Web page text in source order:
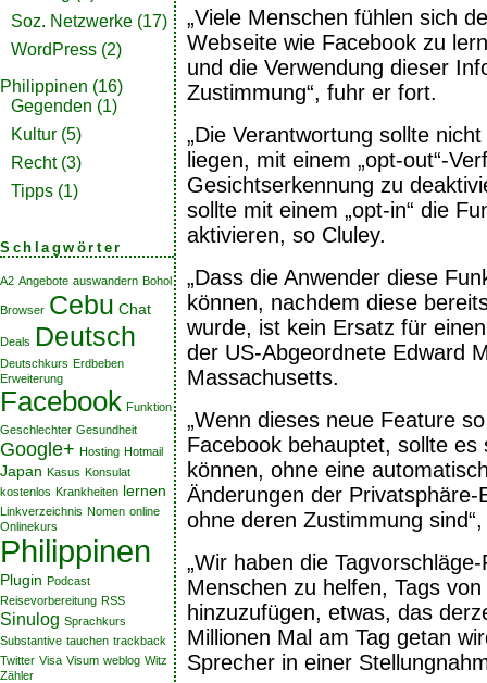
Soz. Netzwerke (17)
WordPress (2)
Philippinen (16)
Gegenden (1)
Kultur (5)
Recht(3)
Tipps (1)
Schlagwörter
A2 Angebote auswandern Bohol
Browser Cebu Chat
Deals Deutsch
Deutschkurs Erdbeben
Erweiterung
Facebook Funktion
Geschlechter Gesundheit
Google+ Hosting Hotmail
Japan Kasus Konsulat
kostenlos Krankheiten lernen
Linkverzeichnis Nomen online
Onlinekurs
Philippinen
Plugin Podcast
Reisevorbereitung RSS
Sinulog Sprachkurs
Substantive tauchen trackback
Twitter Visa Visum weblog Witz
Zähler
„Viele Menschen fühlen sich
Webseite wie Facebook zu
und die Verwendung dieser
Zustimmung“, fuhr er fort.
„Die Verantwortung sollte
liegen, mit einem „opt-out“-
Gesichtserkennung zu
sollte mit einem „opt-in“ die
aktivieren, so Cluley.
„Dass die Anwender diese
können, nachdem diese
wurde, ist kein Ersatz für
der US-Abgeordnete Edward
Massachusetts.
„Wenn dieses neue Feature
Facebook behauptet, sollte es
können, ohne eine
Änderungen der
ohne deren Zustimmung
„Wir haben die
Menschen zu helfen, Tags
hinzuzufügen, etwas, das
Millionen Mal am Tag getan
Sprecher in einer